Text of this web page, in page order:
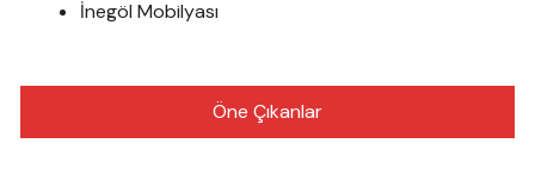
İnegöl Mobilyası
Öne Çıkanlar